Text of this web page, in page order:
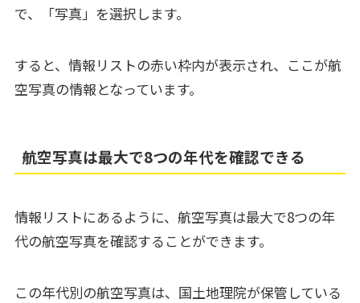
で、「写真」を選択します。
すると、情報リストの赤い枠内が表示され、ここが航
空写真の情報となっています。
航空写真は最大で8つの年代を確認できる
情報リストにあるように、航空写真は最大で8つの年
代の航空写真を確認することができます。
この年代別の航空写真は、国土地理院が保管している